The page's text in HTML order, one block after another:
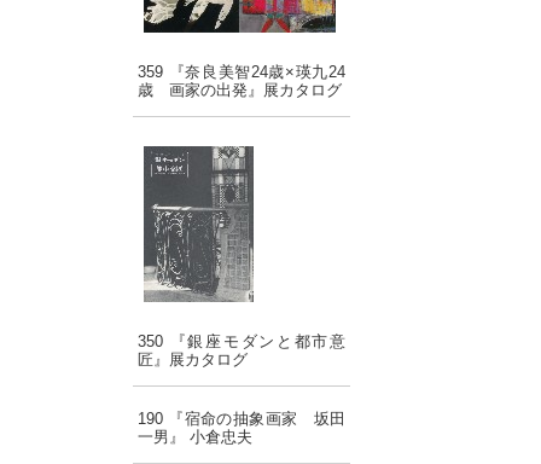
359 『奈良美智24歳×瑛九24
歳 画家の出発』展カタログ
350 『銀座モダンと都市意
匠』展カタログ
190 『宿命の抽象画家 坂田
一男』 小倉忠夫